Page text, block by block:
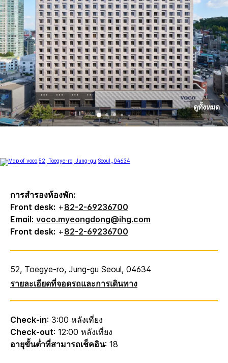
ดูทั้งหมด
การสำรองห้องพัก:
Front desk: +82-2-69236700
Email: voco.myeongdong@ihg.com
Front desk: +82-2-69236700
52, Toegye-ro, Jung-gu Seoul, 04634
รายละเอียดที่จอดรถและการเดินทาง
Check-in: 3:00 หลังเที่ยง
Check-out: 12:00 หลังเที่ยง
อายุขั้นต่ำที่สามารถเช็คอิน: 18